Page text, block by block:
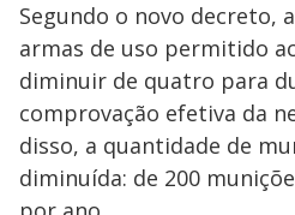
Segundo o novo decreto,
armas de uso permitido
diminuir de quatro para
comprovação efetiva da
disso, a quantidade de
diminuída: de 200